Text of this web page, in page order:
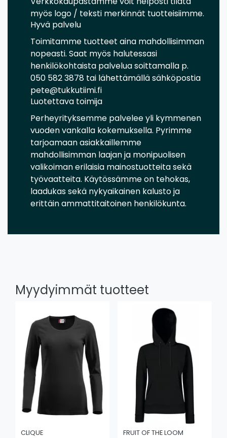
myös logo / teksti merkinnät tuotteisiimme.
Hyvä palvelu
Toimitamme tuotteet aina mahdollisimman
nopeasti. Saat myös halutessasi
henkilökohtaista palvelua soittamalla p.
050 582 3878 tai lähettämällä sähköpostia
pete@tukkutiimi.fi
Luotettava toimija
Perheyrityksemme palvelee yli kymmenen
vuoden vankalla kokemuksella. Pyrimme
tarjoamaan asiakkaillemme
mahdollisimman laajan ja monipuolisen
valikoiman erilaisia mainostuotteita sekä
työvaatteita. Käytössämme on tehokas,
laadukas sekä nykyaikainen kalusto ja
erittäin ammattitaitoinen henkilökunta.
Myydyimmät tuotteet
CLIQUE FRUIT OF THE LOOM